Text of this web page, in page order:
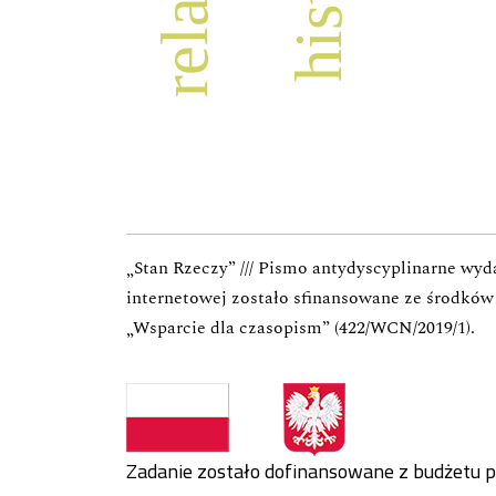
„Stan Rzeczy” /// Pismo antydyscyplinarne
internetowej zostało sfinansowane ze
„Wsparcie dla czasopism” (422/WCN/2019/1).
Zadanie zostało dofinansowane z budżetu